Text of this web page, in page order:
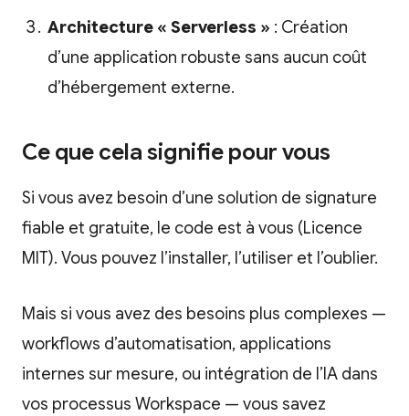
Architecture « Serverless » : Création
d’une application robuste sans aucun coût
d’hébergement externe.
Ce que cela signifie pour vous
Si vous avez besoin d’une solution de signature
fiable et gratuite, le code est à vous (Licence
MIT). Vous pouvez l’installer, l’utiliser et l’oublier.
Mais si vous avez des besoins plus complexes —
workflows d’automatisation, applications
internes sur mesure, ou intégration de l’IA dans
vos processus Workspace — vous savez